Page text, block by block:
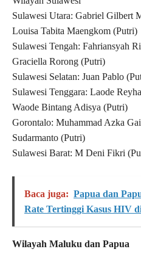
Sulawesi Utara: Gabriel Gilbert
Louisa Tabita Maengkom (Putri)
Sulawesi Tengah: Fahriansyah
Graciella Rorong (Putri)
Sulawesi Selatan: Juan Pablo
Sulawesi Tenggara: Laode
Waode Bintang Adisya (Putri)
Gorontalo: Muhammad Azka
Sudarmanto (Putri)
Sulawesi Barat: M Deni Fikri
Baca juga: Papua dan
Rate Tertinggi Kasus HIV
Wilayah Maluku dan Papua